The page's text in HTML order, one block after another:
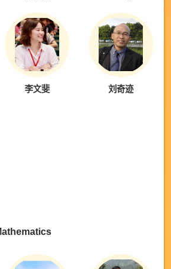
李文斐 刘奇迹